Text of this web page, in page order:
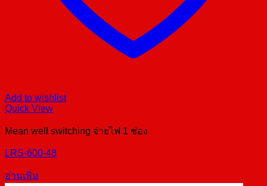
Add to wishlist
Quick View
Mean well switching จ่ายไฟ 1 ช่อง
LRS-600-48
อ่านเพิ่ม